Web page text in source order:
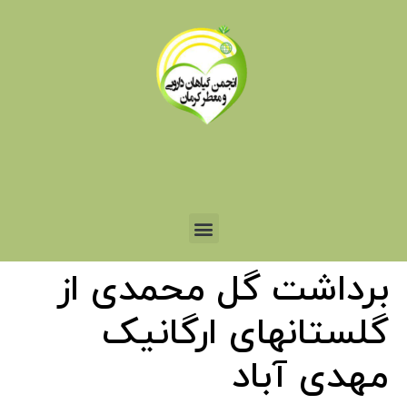
برداشت گل محمدی از
گلستانهای ارگانیک
مهدی آباد